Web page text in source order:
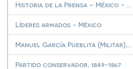
Historia de la Prensa – México - ...
Líderes armados - México
Manuel García Pueblita (Militar),...
Partido conservador, 1849-1867